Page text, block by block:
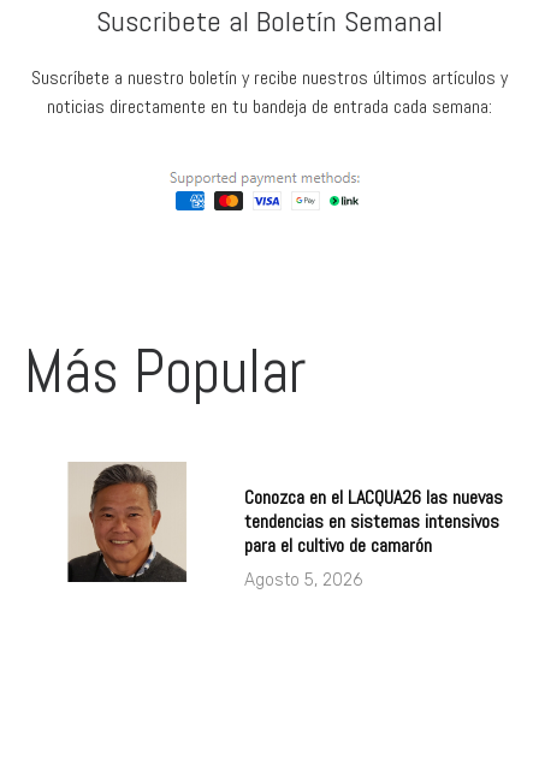
Suscribete al Boletín Semanal
Suscríbete a nuestro boletín y recibe nuestros últimos artículos y
noticias directamente en tu bandeja de entrada cada semana:
Más Popular
Conozca en el LACQUA26 las nuevas
tendencias en sistemas intensivos
para el cultivo de camarón
Agosto 5, 2026